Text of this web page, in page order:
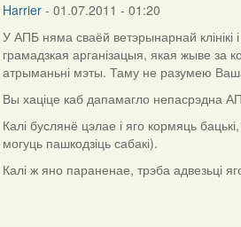
Harrier- 01.07.2011 - 01:20
In
reply
to
by
(госць)
У АПБ няма сваёй ветэрынарнай
грамадзкая арганізацыя, якая жыве за
атрыманьні мэты. Таму не разумею
Вы хаціце каб дапамагло непасрэдна
Калі буслянё цэлае і яго кормяць
могуць пашкодзіць сабакі).
Калі ж яно параненае, трэба адвезьці